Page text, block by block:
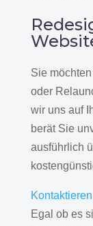
Sie
oder
wir uns auf
berät Sie
ausführlich
Kontaktieren
Egal ob es